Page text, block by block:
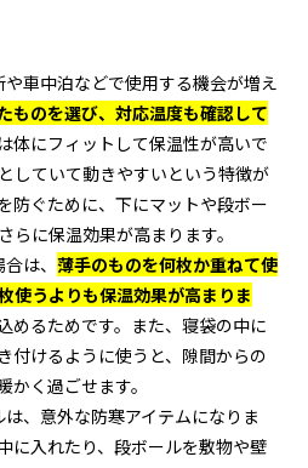
車中泊などで使用する機会が増え
ものを選び、対応温度も確認して
体にフィットして保温性が高いで
していて動きやすいという特徴が
防ぐために、下にマットや段ボー
らに保温効果が高まります。
合は、薄手のものを何枚か重ねて使
使うよりも保温効果が高まりま
めるためです。また、寝袋の中に
付けるように使うと、隙間からの
く過ごせます。
、意外な防寒アイテムになりま
に入れたり、段ボールを敷物や壁